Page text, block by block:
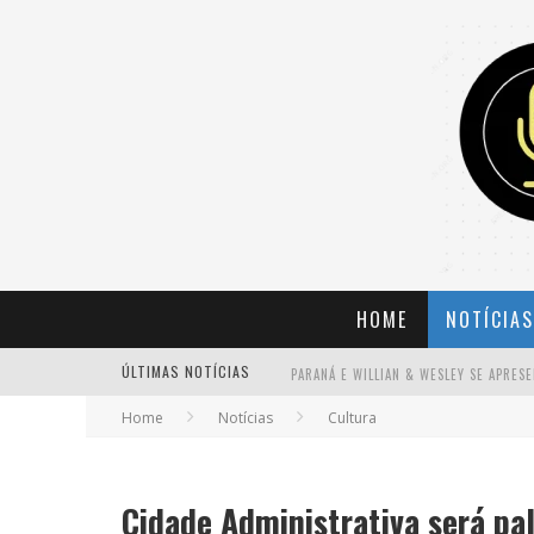
HOME NOTÍCIAS
ÚLTIMAS NOTÍCIAS
Home Notícias Cultura
Cidade Administrativa será